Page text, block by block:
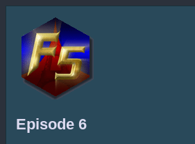
Episode 6